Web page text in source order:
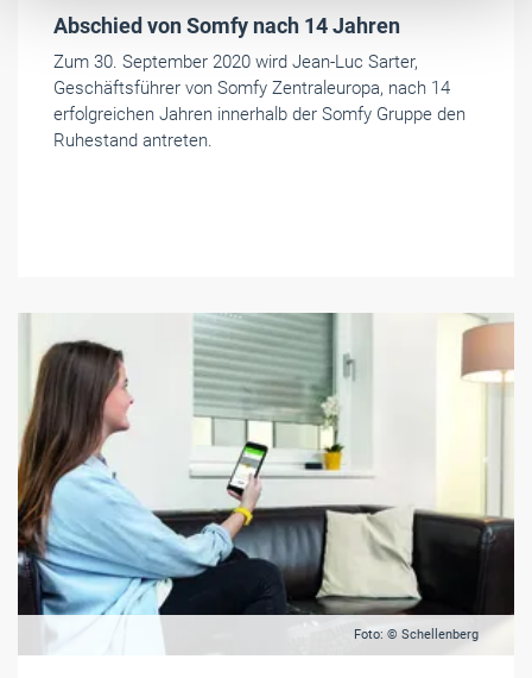
Abschied von Somfy nach 14 Jahren
Zum 30. September 2020 wird Jean-Luc Sarter,
Geschäftsführer von Somfy Zentraleuropa, nach 14
erfolgreichen Jahren innerhalb der Somfy Gruppe den
Ruhestand antreten.
Foto: © Schellenberg